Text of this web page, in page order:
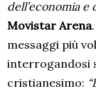
dell’economia e
Movistar Arena
messaggi più
interrogandosi
cristianesimo: